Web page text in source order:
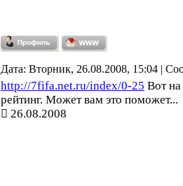
Дата: Вторник, 26.08.2008, 15:04 |
http://7fifa.net.ru/index/0-25 Вот на
рейтинг. Может вам это поможет...
26.08.2008